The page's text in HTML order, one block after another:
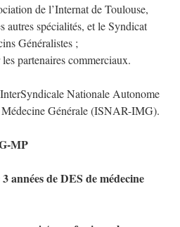
de l’Internat de Toulouse,
autres spécialités, et le Syndicat
Généralistes ;
partenaires commerciaux.
Nationale Autonome
Médecine Générale (ISNAR-IMG).
MP
années de DES de médecine